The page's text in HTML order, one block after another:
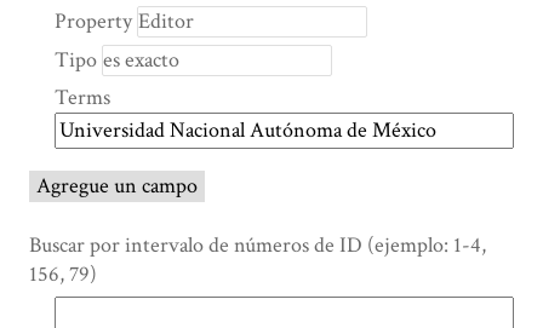
rows
"Reducir
por
campo
específico":
1
Property
Tipo
Terms
Agregue un campo
Buscar por intervalo de números de ID (ejemplo: 1-4,
156, 79)